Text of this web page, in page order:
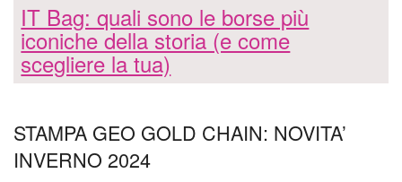
IT Bag: quali sono le borse più
iconiche della storia (e come
scegliere la tua)
STAMPA GEO GOLD CHAIN: NOVITA’
INVERNO 2024